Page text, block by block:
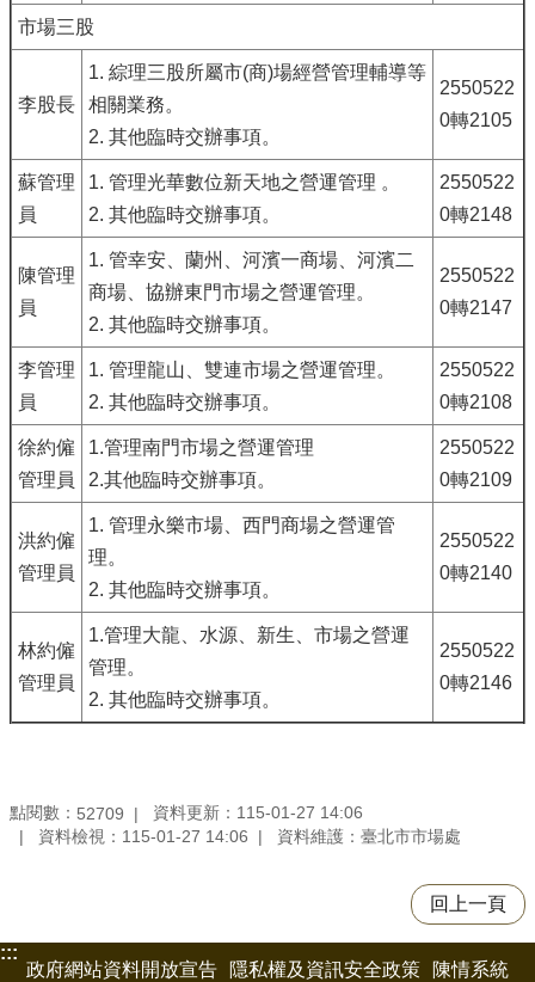
市場三股
李股長
1. 綜理三股所屬市(商)場經營管理輔導等
相關業務。
2. 其他臨時交辦事項。
2550522
0轉2105
蘇管理
員
1. 管理光華數位新天地之營運管理 。
2. 其他臨時交辦事項。
2550522
0轉2148
陳管理
員
1. 管幸安、蘭州、河濱一商場、河濱二
商場、協辦東門市場之營運管理。
2. 其他臨時交辦事項。
2550522
0轉2147
李管理
員
1. 管理龍山、雙連市場之營運管理。
2. 其他臨時交辦事項。
2550522
0轉2108
徐約僱
管理員
1.管理南門市場之營運管理
2.其他臨時交辦事項。
2550522
0轉2109
洪約僱
管理員
1. 管理永樂市場、西門商場之營運管
理。
2. 其他臨時交辦事項。
2550522
0轉2140
林約僱
管理員
1.管理大龍、水源、新生、市場之營運
管理。
2. 其他臨時交辦事項。
2550522
0轉2146
點閱數： 52709
資料更新：115-01-27 14:06
資料檢視：115-01-27 14:06
資料維護：臺北市市場處
回上一頁
:::
政府網站資料開放宣告
隱私權及資訊安全政策 陳情系統